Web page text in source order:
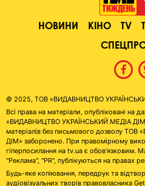
НОВИНИ КІНО TV
© 2025, ТОВ «ВИДАВНИЦТВО
Всі права на матеріали, опубліковані на
«ВИДАВНИЦТВО УКРАЇНСЬКИЙ МЕДІА
матеріалів без письмового дозволу
ДІМ» заборонено. При правомірному
гіперпосилання на tv.ua є обов'язковим.
"Реклама", "PR", публікуються на правах
Будь-яке копіювання, передрук та
аудіовізуальних творів правовласника